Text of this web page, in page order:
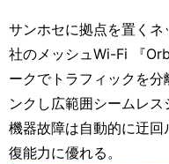
サンホセに拠点を置く
社のメッシュWi-Fi 『
ークでトラフィックを
ンクし広範囲シームレス
機器故障は自動的に迂
復能力に優れる。